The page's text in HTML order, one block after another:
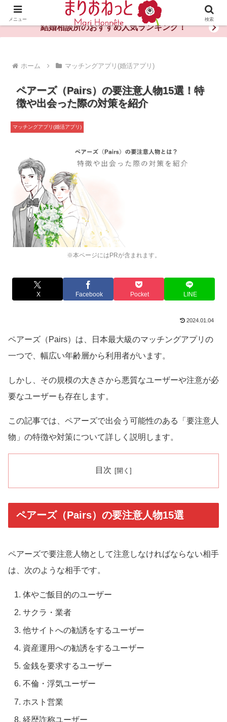
婚活や出会いの体験談・評判・秘訣がわかる情報サイト
結婚相談所のおすすめ人気ランキング！
ホーム マッチングアプリ(婚活アプリ)
ペアーズ（Pairs）の要注意人物15選！特
徴や出会った際の対策を紹介
※本ページにはPRが含まれます。
マッチングアプリ(婚活アプリ)
X Facebook Pocket LINE
2024.01.04
ペアーズ（Pairs）は、日本最大級のマッチングアプリの
一つで、幅広い年齢層から利用者がいます。
しかし、その規模の大きさから悪質なユーザーや注意が必
要なユーザーも存在します。
この記事では、ペアーズで出会う可能性のある「要注意人
物」の特徴や対策について詳しく説明します。
目次
ペアーズ（Pairs）の要注意人物15選
ペアーズで要注意人物として注意しなければならない相手
は、次のような相手です。
体やご飯目的のユーザー
サクラ・業者
他サイトへの勧誘をするユーザー
資産運用への勧誘をするユーザー
金銭を要求するユーザー
不倫・浮気ユーザー
ホスト営業
経歴詐称ユーザー
メニュー 検索